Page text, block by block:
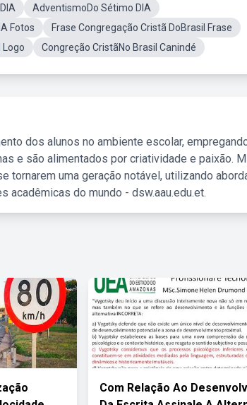
AdventismoDo Sétimo DIA
Fotos
Frase Congregação Cristã DoBrasil Frase
Logo Congreção CristãNo Brasil Canindé
dos alunos no ambiente escolar,
e são alimentados por criatividade e paixão.
tornarem uma geração notável, utilizando
do mundo - dsw.aau.edu.et.
Com Relação Ao